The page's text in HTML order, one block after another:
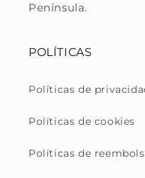
Península.
POLÍTICAS
Políticas de
Políticas de cookies
Políticas de